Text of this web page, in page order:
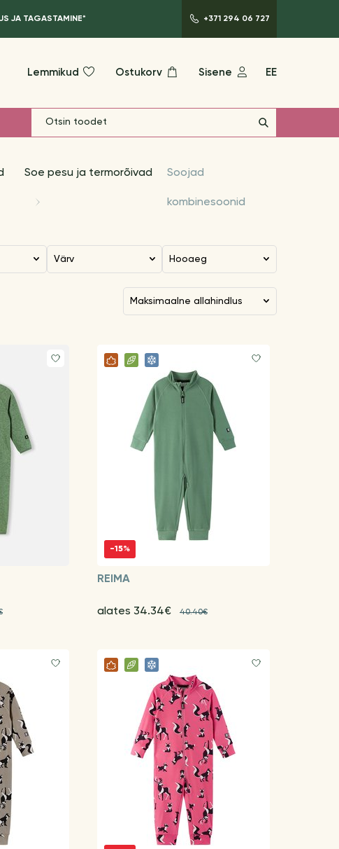
JA TAGASTAMINE* +371 294 06 727
Lemmikud Ostukorv Sisene EE
Soe pesu ja termorõivad Soojad
kombinesoonid
Värv Hooaeg
maksimaalne allahindlus
-15%
REIMA
alates 34.34€ 40.40€